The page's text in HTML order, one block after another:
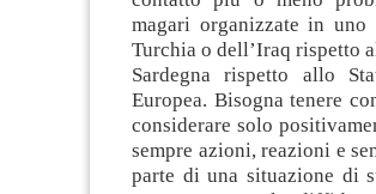
magari organizzate in
Turchia o dell’Iraq rispetto
Sardegna rispetto allo
Europea. Bisogna tenere
considerare solo
sempre azioni, reazioni e
parte di una situazione di